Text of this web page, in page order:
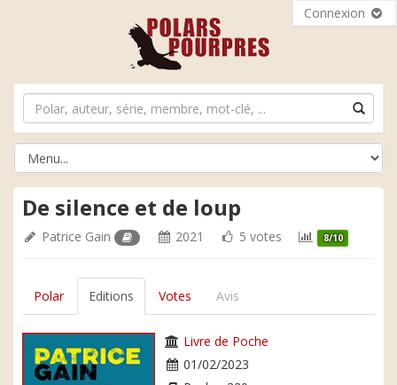
Connexion
De silence et de loup
Patrice Gain 2021 5 votes 8/10
Polar Editions Votes Avis
Livre de Poche
01/02/2023